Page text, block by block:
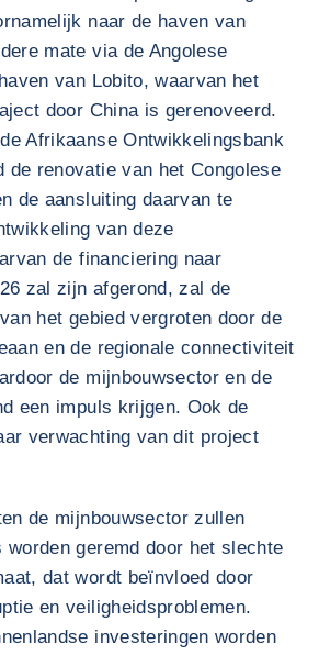
naar de haven van
mate via de Angolese
van Lobito, waarvan het
door China is gerenoveerd.
Afrikaanse Ontwikkelingsbank
de renovatie van het Congolese
de aansluiting daarvan te
van deze
de financiering naar
zal zijn afgerond, zal de
het gebied vergroten door de
en de regionale connectiviteit
de mijnbouwsector en de
een impuls krijgen. Ook de
verwachting van dit project
de mijnbouwsector zullen
worden geremd door het slechte
dat wordt beïnvloed door
en veiligheidsproblemen.
investeringen worden